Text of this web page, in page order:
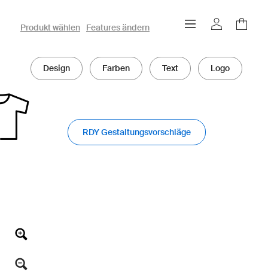
owayo 3D-Konfigurator
Produkt wählen Features ändern
Design Farben Text Logo
RDY Gestaltungsvorschläge